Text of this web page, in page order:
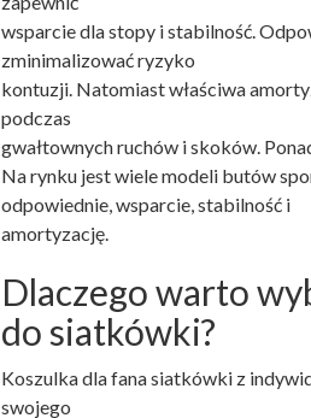
wsparcie dla stopy i stabilność.
zminimalizować ryzyko
kontuzji. Natomiast właściwa
podczas
gwałtownych ruchów i skoków.
Na rynku jest wiele modeli butów
odpowiednie, wsparcie, stabilność i
amortyzację.
Dlaczego warto
do siatkówki?
Koszulka dla fana siatkówki z
swojego